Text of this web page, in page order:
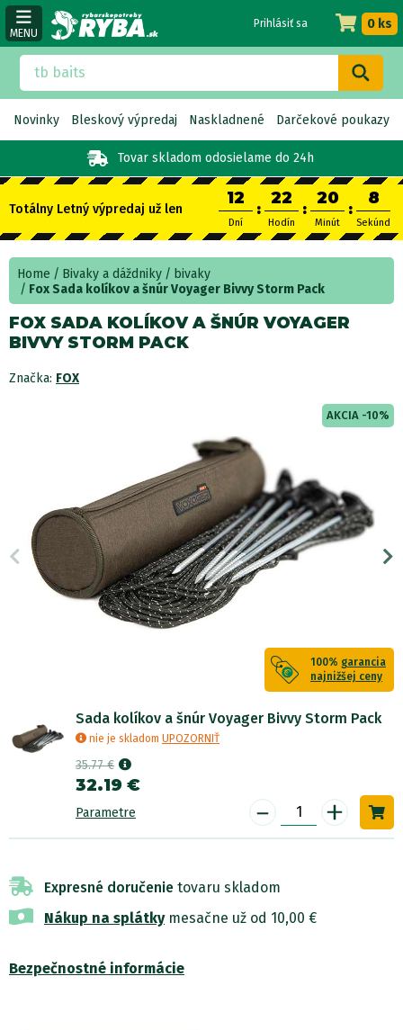
MENU
Tovar skladom odosielame do 24h
Prihlásiť sa 0 ks
Novinky Bleskový výpredaj Naskladnené Darčekové poukazy
Totálny Letný výpredaj už len
12
Dní
:
22
Hodín
:
20
Minút
:
7
Sekúnd
Home Bivaky a dáždniky
bivaky
Fox Sada kolíkov a šnúr Voyager Bivvy Storm Pack
FOX SADA KOLÍKOV A ŠNÚR VOYAGER
BIVVY STORM PACK
Značka: FOX
AKCIA -10%
100% garancia
najnižšej ceny
Sada kolíkov a šnúr Voyager Bivvy Storm Pack
nie je skladom UPOZORNIŤ
35.77 €
32.19 €
Parametre - +
Expresné doručenie tovaru skladom
Nákup na splátkymesačne už od 10,00 €
Bezpečnostné informácie